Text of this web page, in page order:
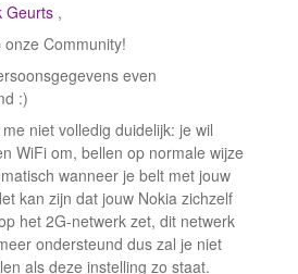
Geurts ,
Community!
even
:)
niet volledig duidelijk: je wil
WiFi om, bellen op normale wijze
wanneer je belt met jouw
kan zijn dat jouw Nokia zichzelf
het 2G-netwerk zet, dit netwerk
ondersteund dus zal je niet
als deze instelling zo staat.